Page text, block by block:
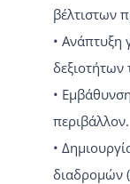
βέλτιστων
• Ανάπτυξη
•
περιβάλλον.
•
διαδρομών